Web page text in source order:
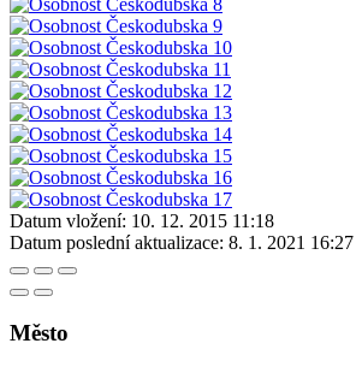
Datum vložení: 10. 12. 2015 11:18
Datum poslední aktualizace: 8. 1. 2021 16:27
Město